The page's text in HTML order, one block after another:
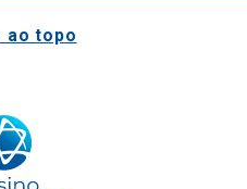
ao topo